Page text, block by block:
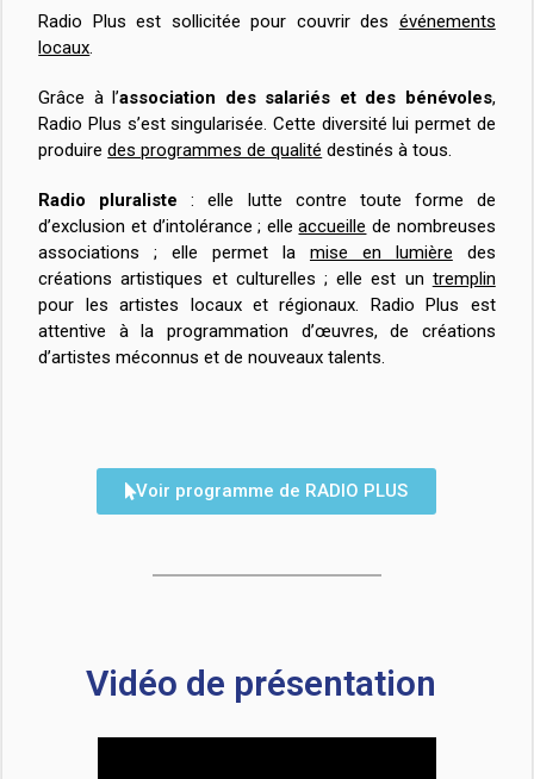
Radio Plus est sollicitée pour couvrir des événements
locaux.
Grâce à l’association des salariés et des bénévoles,
Radio Plus s’est singularisée. Cette diversité lui permet de
produiredes programmes de qualité destinés à tous.
Radio pluraliste : elle lutte contre toute forme de
d’exclusion et d’intolérance ; elleaccueille de nombreuses
associations ; elle permet la mise en lumière des
créations artistiques et culturelles ; elle est un tremplin
pour les artistes locaux et régionaux. Radio Plus est
attentive à la programmation d’œuvres, de créations
d’artistes méconnus et de nouveaux talents.
Voir programme de RADIO PLUS
Vidéo de présentation